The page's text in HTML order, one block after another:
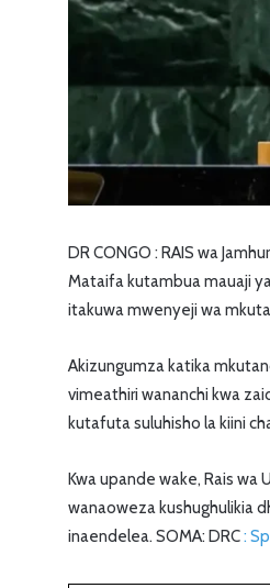
DR CONGO : RAIS wa
Mataifa kutambua mauaji
itakuwa mwenyeji wa
Akizungumza katika
vimeathiri wananchi kwa
kutafuta suluhisho la kiini
Kwa upande wake, Rais
wanaoweza kushughulikia
inaendelea. SOMA: DRC: